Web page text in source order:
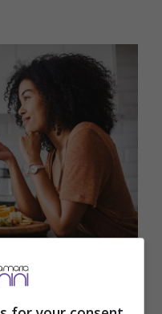
la causa che non ti